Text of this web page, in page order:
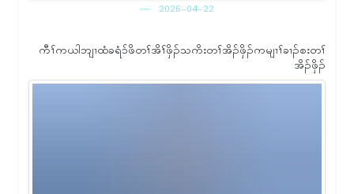
2026-04-22
ကီၢ်ကယါဘျၢထံခရံ၁်ဖိတၢ်အိၢ်ဖှိၣ်သကိးတၢ်အိၣ်ဖှိၣ်ကမျၢၢ်ခၢၣ်စးတၢ်
အိၣ်ဖှိၣ်